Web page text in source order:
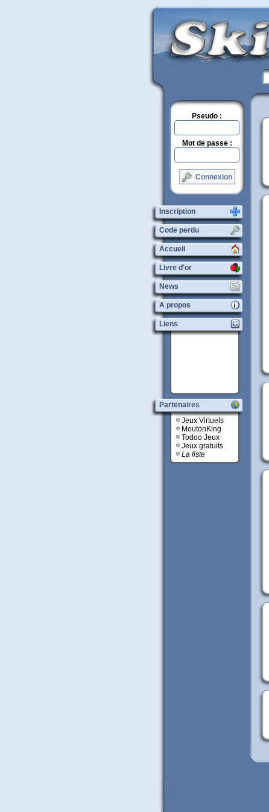
Pseudo :
Mot de passe :
Connexion
Inscription
Code perdu
Accueil
Livre d'or
News
A propos
Liens
Partenaires
Jeux Virtuels
MoutonKing
Todoo Jeux
Jeux gratuits
La liste